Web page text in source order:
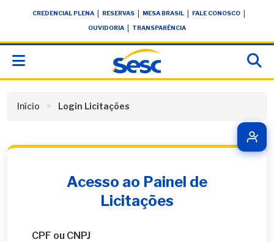
conteúdoCREDENCIAL PLENA RESERVAS MESA BRASIL FALE CONOSCO
OUVIDORIA TRANSPARÊNCIA
Início Login Licitações
Acesso ao Painel de
Licitações
CPF ou CNPJ